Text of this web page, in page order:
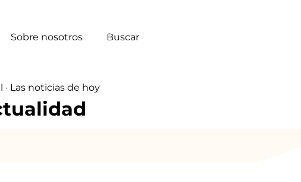
Sobre nosotros Buscar
Las noticias de hoy